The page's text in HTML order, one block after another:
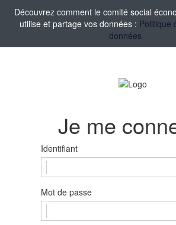
Découvrez comment le comité social
utilise et partage vos données : Politique
données
Je me
Identifiant
Mot de passe